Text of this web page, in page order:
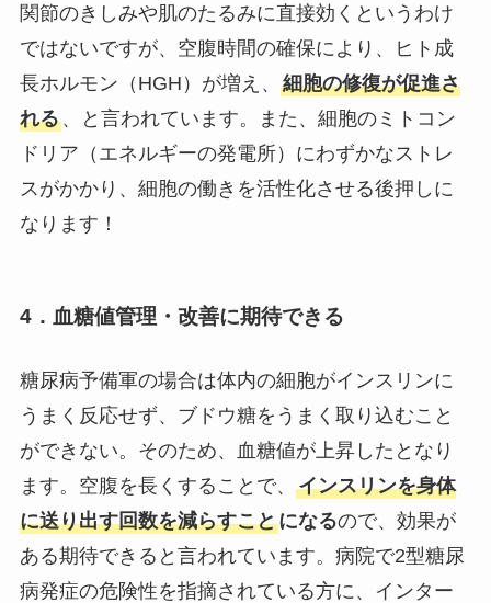
関節のきしみや肌のたるみに直接効くというわけ
ではないですが、空腹時間の確保により、ヒト成
長ホルモン（HGH）が増え、 細胞の修復が促進さ
れる、と言われています。また、細胞のミトコン
ドリア（エネルギーの発電所）にわずかなストレ
スがかかり、細胞の働きを活性化させる後押しに
なります！
4．血糖値管理・改善に期待できる
糖尿病予備軍の場合は体内の細胞がインスリンに
うまく反応せず、ブドウ糖をうまく取り込むこと
ができない。そのため、血糖値が上昇したとなり
ます。空腹を長くすることで、 インスリンを身体
に送り出す回数を減らすことになるので、効果が
ある期待できると言われています。病院で2型糖尿
病発症の危険性を指摘されている方に、インター